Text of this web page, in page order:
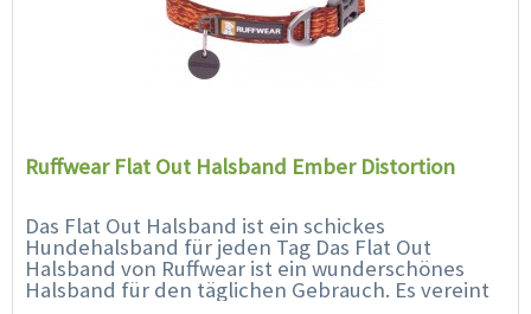
Ruffwear Flat Out Halsband Ember Distortion
Das Flat Out Halsband ist ein schickes
Hundehalsband für jeden Tag Das Flat Out
Halsband von Ruffwear ist ein wunderschönes
Halsband für den täglichen Gebrauch. Es vereint